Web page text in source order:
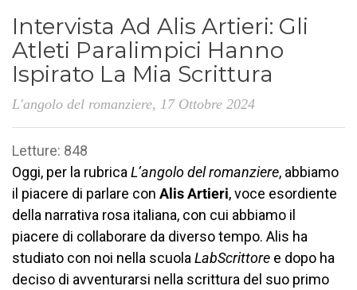
Intervista Ad Alis Artieri: Gli
Atleti Paralimpici Hanno
Ispirato La Mia Scrittura
L'angolo del romanziere, 17 Ottobre 2024
Letture: 848
Oggi, per la rubrica L’angolo del romanziere, abbiamo
il piacere di parlare con Alis Artieri, voce esordiente
della narrativa rosa italiana, con cui abbiamo il
piacere di collaborare da diverso tempo. Alis ha
studiato con noi nella scuola LabScrittore e dopo ha
deciso di avventurarsi nella scrittura del suo primo